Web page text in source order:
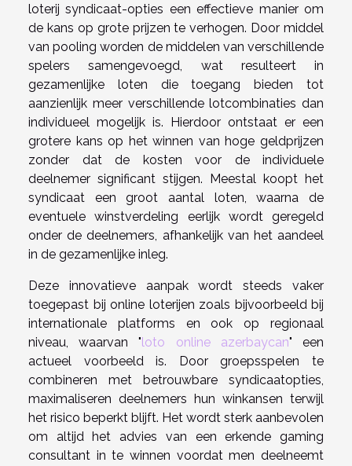
loterij syndicaat-opties een effectieve manier om
de kans op grote prijzen te verhogen. Door middel
van pooling worden de middelen van verschillende
spelers samengevoegd, wat resulteert in
gezamenlijke loten die toegang bieden tot
aanzienlijk meer verschillende lotcombinaties dan
individueel mogelijk is. Hierdoor ontstaat er een
grotere kans op het winnen van hoge geldprijzen
zonder dat de kosten voor de individuele
deelnemer significant stijgen. Meestal koopt het
syndicaat een groot aantal loten, waarna de
eventuele winstverdeling eerlijk wordt geregeld
onder de deelnemers, afhankelijk van het aandeel
in de gezamenlijke inleg.
Deze innovatieve aanpak wordt steeds vaker
toegepast bij online loterijen zoals bijvoorbeeld bij
internationale platforms en ook op regionaal
niveau, waarvan "loto online azerbaycan" een
actueel voorbeeld is. Door groepsspelen te
combineren met betrouwbare syndicaatopties,
maximaliseren deelnemers hun winkansen terwijl
het risico beperkt blijft. Het wordt sterk aanbevolen
om altijd het advies van een erkende gaming
consultant in te winnen voordat men deelneemt